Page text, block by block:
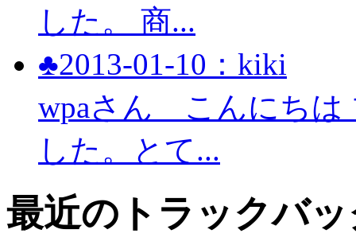
した。 商...
♣2013-01-10：kiki
wpaさん こんにちは
した。とて...
最近のトラックバ